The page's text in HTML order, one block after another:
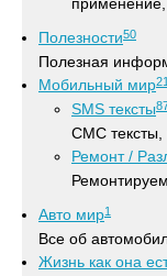
Полезности50
Полезная
Мобильный мир21
SMS тексты
СМС тексты,
Ремонт /
Авто мир1
Все об
Жизнь как она